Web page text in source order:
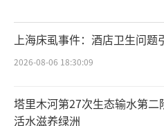
上海床虱事件：酒店卫生问题
2026-08-06 18:30:09
塔里木河第27次生态输水第二
活水滋养绿洲